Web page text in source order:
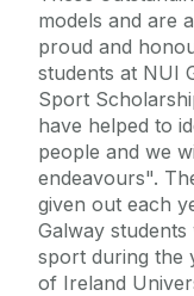
models and are
proud and
students at NUI
Sport
have helped to
people and we
endeavours".
given out each
Galway
sport during the
of Ireland